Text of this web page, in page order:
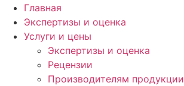
Главная
Экспертизы и оценка
Услуги и цены
Экспертизы и оценка
Рецензии
Производителям продукции